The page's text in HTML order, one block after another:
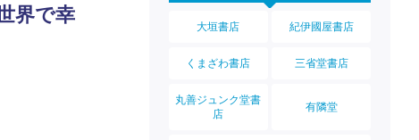
界で幸
大垣書店 紀伊國屋書店
くまざわ書店 三省堂書店
丸善ジュンク堂書
店
有隣堂